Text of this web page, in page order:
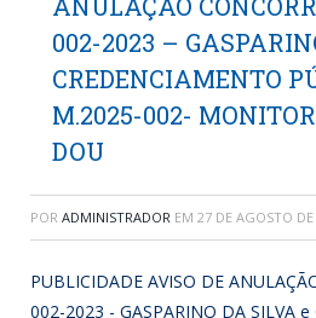
002-2023 –
CREDENCIAMENTO
M.2025-002-
DOU
POR ADMINISTRADOR EM 27 DE AGOSTO
PUBLICIDADE AVISO DE
002-2023 - GASPARINO DA SILVA e